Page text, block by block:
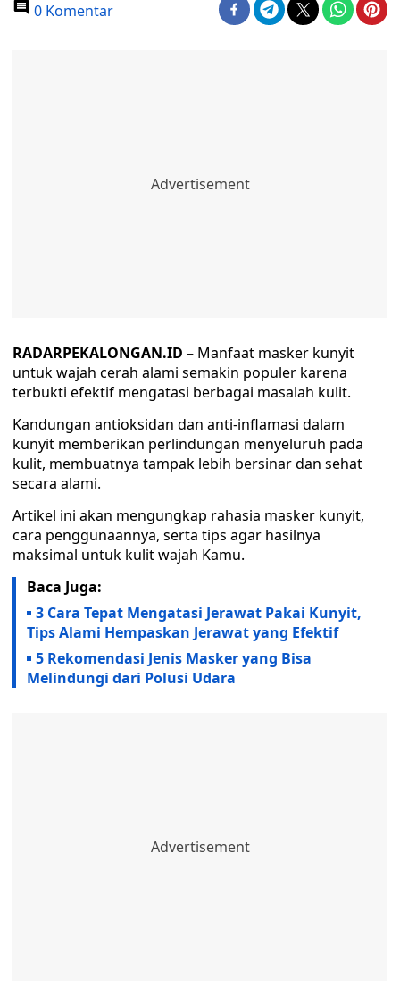
0 Komentar
RADARPEKALONGAN.ID – Manfaat masker kunyit
untuk wajah cerah alami semakin populer karena
terbukti efektif mengatasi berbagai masalah kulit.
Kandungan antioksidan dan anti-inflamasi dalam
kunyit memberikan perlindungan menyeluruh pada
kulit, membuatnya tampak lebih bersinar dan sehat
secara alami.
Artikel ini akan mengungkap rahasia masker kunyit,
cara penggunaannya, serta tips agar hasilnya
maksimal untuk kulit wajah Kamu.
Baca Juga:
3 Cara Tepat Mengatasi Jerawat Pakai Kunyit,
Tips Alami Hempaskan Jerawat yang Efektif
5 Rekomendasi Jenis Masker yang Bisa
Melindungi dari Polusi Udara